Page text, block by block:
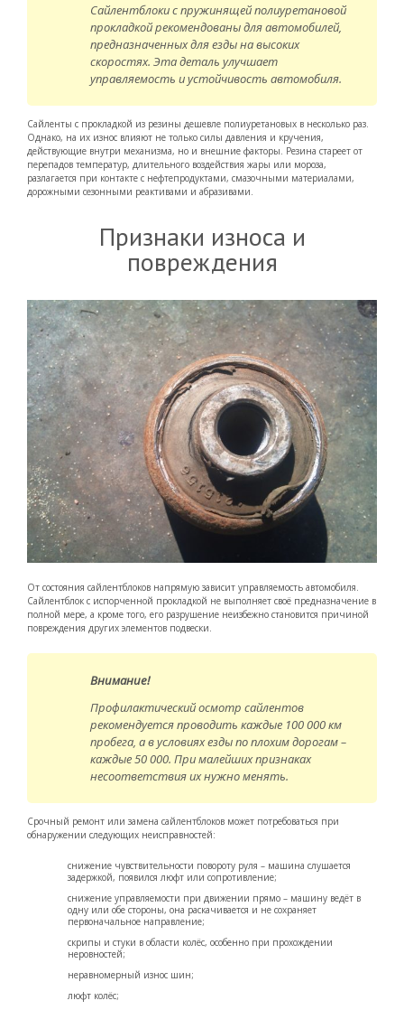
Сайлентблоки с пружинящей полиуретановой
прокладкой рекомендованы для автомобилей,
предназначенных для езды на высоких
скоростях. Эта деталь улучшает
управляемость и устойчивость автомобиля.
Сайленты с прокладкой из резины дешевле полиуретановых в несколько раз.
Однако, на их износ влияют не только силы давления и кручения,
действующие внутри механизма, но и внешние факторы. Резина стареет от
перепадов температур, длительного воздействия жары или мороза,
разлагается при контакте с нефтепродуктами, смазочными материалами,
дорожными сезонными реактивами и абразивами.
Признаки износа и
повреждения
От состояния сайлентблоков напрямую зависит управляемость автомобиля.
Сайлентблок с испорченной прокладкой не выполняет своё предназначение в
полной мере, а кроме того, его разрушение неизбежно становится причиной
повреждения других элементов подвески.
Внимание!
Профилактический осмотр сайлентов
рекомендуется проводить каждые 100 000 км
пробега, а в условиях езды по плохим дорогам –
каждые 50 000. При малейших признаках
несоответствия их нужно менять.
Срочный ремонт или замена сайлентблоков может потребоваться при
обнаружении следующих неисправностей:
снижение чувствительности повороту руля – машина слушается
задержкой, появился люфт или сопротивление;
снижение управляемости при движении прямо – машину ведёт в
одну или обе стороны, она раскачивается и не сохраняет
первоначальное направление;
скрипы и стуки в области колёс, особенно при прохождении
неровностей;
неравномерный износ шин;
люфт колёс;